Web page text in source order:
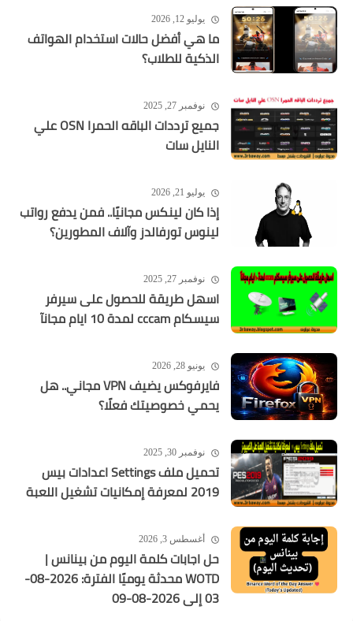
يوليو 12, 2026
ما هي أفضل حالات استخدام الهواتف
الذكية للطلاب؟
نوفمبر 27, 2025
جميع ترددات الباقه الحمرا OSN علي
النايل سات
يوليو 21, 2026
إذا كان لينكس مجانيًا.. فمن يدفع رواتب
لينوس تورفالدز وآلاف المطورين؟
نوفمبر 27, 2025
اسهل طريقة للحصول على سيرفر
سيسكام cccam لمدة 10 ايام مجانآ
يونيو 28, 2026
فايرفوكس يضيف VPN مجاني.. هل
يحمي خصوصيتك فعلًا؟
نوفمبر 30, 2025
تحميل ملف Settings اعدادات بيس
2019 لمعرفة إمكانيات تشغيل اللعبة
أغسطس 3, 2026
حل اجابات كلمة اليوم من بينانس |
WOTD محدثة يوميًا الفترة: 2026-08-
03 إلى 2026-08-09